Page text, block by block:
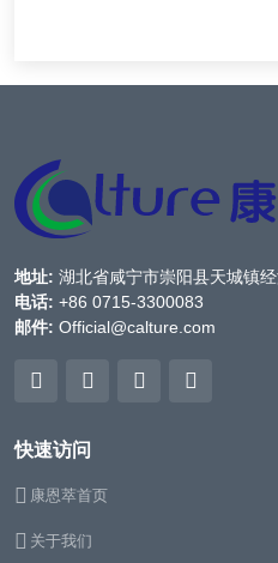
地址: 湖北省咸宁市崇阳县天城镇
电话: +86 0715-3300083
邮件: Official@calture.com
快速访问
康恩萃首页
关于我们